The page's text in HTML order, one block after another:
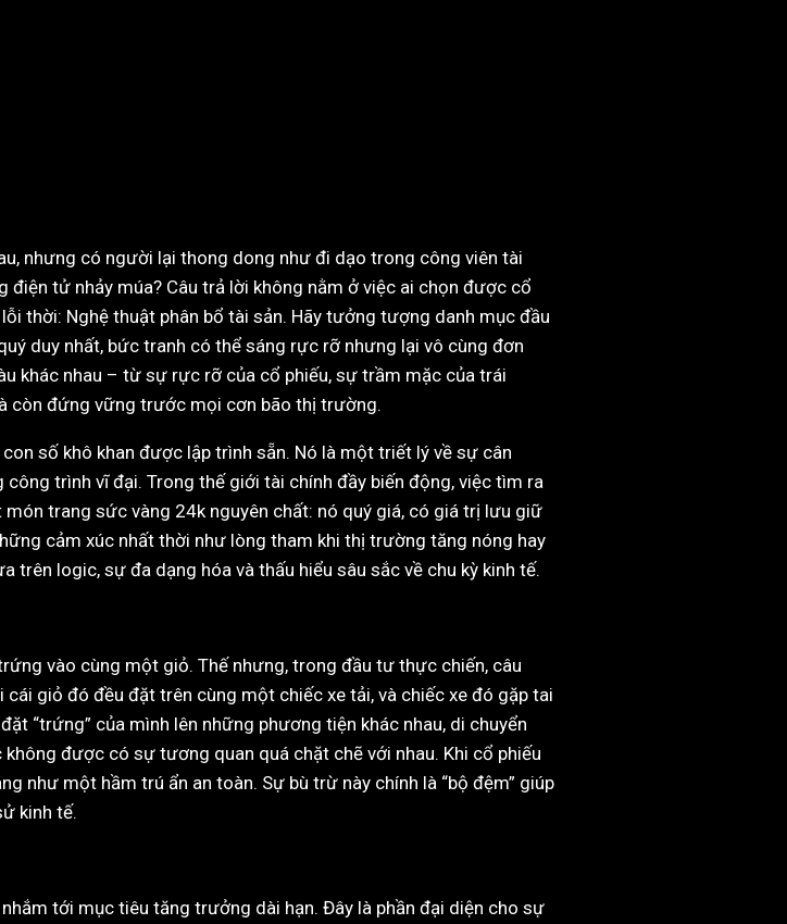
nhưng có người lại thong dong như đi dạo trong công viên tài
điện tử nhảy múa? Câu trả lời không nằm ở việc ai chọn được cổ
thời: Nghệ thuật phân bổ tài sản. Hãy tưởng tượng danh mục đầu
duy nhất, bức tranh có thể sáng rực rỡ nhưng lại vô cùng đơn
khác nhau – từ sự rực rỡ của cổ phiếu, sự trầm mặc của trái
còn đứng vững trước mọi cơn bão thị trường.
số khô khan được lập trình sẵn. Nó là một triết lý về sự cân
trình vĩ đại. Trong thế giới tài chính đầy biến động, việc tìm ra
trang sức vàng 24k nguyên chất: nó quý giá, có giá trị lưu giữ
cảm xúc nhất thời như lòng tham khi thị trường tăng nóng hay
logic, sự đa dạng hóa và thấu hiểu sâu sắc về chu kỳ kinh tế.
vào cùng một giỏ. Thế nhưng, trong đầu tư thực chiến, câu
giỏ đó đều đặt trên cùng một chiếc xe tải, và chiếc xe đó gặp tai
“trứng” của mình lên những phương tiện khác nhau, di chuyển
được có sự tương quan quá chặt chẽ với nhau. Khi cổ phiếu
như một hầm trú ẩn an toàn. Sự bù trừ này chính là “bộ đệm” giúp
kinh tế.
tới mục tiêu tăng trưởng dài hạn. Đây là phần đại diện cho sự